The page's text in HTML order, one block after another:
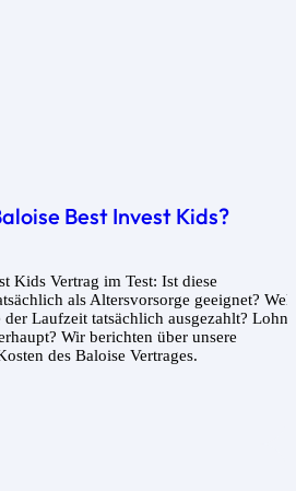
Best Invest Kids?
Kids Vertrag im Test: Ist diese
als Altersvorsorge geeignet?
Laufzeit tatsächlich ausgezahlt? Lohnt
Wir berichten über unsere
des Baloise Vertrages.